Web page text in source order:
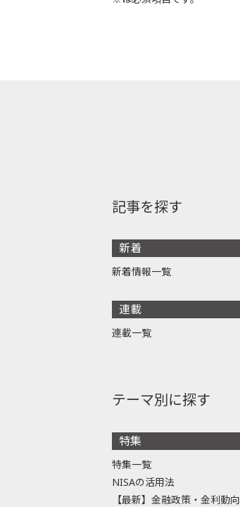
記事を探す
新着
新着情報一覧
連載
連載一覧
テーマ別に探す
特集
特集一覧
NISAの活用法
【最新】金融政策・金利動向